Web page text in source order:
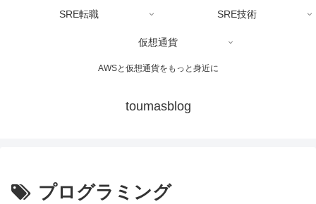
AWSと仮想通貨をもっと身近に
toumasblog
SRE転職 SRE技術
仮想通貨
プログラミング